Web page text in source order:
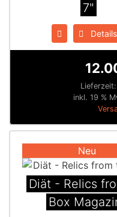
7"
Details
Lieferzeit:
inkl. 19 %
Neu
Diät - Relics
Box